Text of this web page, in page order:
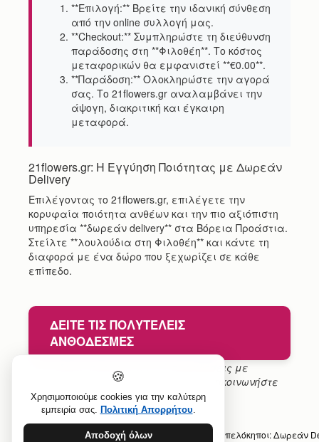
**Επιλογή:** Βρείτε την ιδανική σύνθεση
από την online συλλογή μας.
**Checkout:** Συμπληρώστε τη διεύθυνση
παράδοσης στη **Φιλοθέη**. Το κόστος
μεταφορικών θα εμφανιστεί **€0.00**.
**Παράδοση:** Ολοκληρώστε την αγορά
σας. Το 21flowers.gr αναλαμβάνει την
άψογη, διακριτική και έγκαιρη
μεταφορά.
21flowers.gr: Η Εγγύηση Ποιότητας με Δωρεάν
Delivery
Επιλέγοντας το 21flowers.gr, επιλέγετε την
κορυφαία ποιότητα ανθέων και την πιο αξιόπιστη
υπηρεσία **δωρεάν delivery** στα Βόρεια Προάστια.
Στείλτε **λουλούδια στη Φιλοθέη** και κάντε τη
διαφορά με ένα δώρο που ξεχωρίζει σε κάθε
επίπεδο.
ΔΕΊΤΕ ΤΙΣ ΠΟΛΥΤΕΛΕΊΣ
ΑΝΘΟΔΈΣΜΕΣ
Για ειδικές παραγγελίες ή παραδόσεις με
συγκεκριμένη ώρα, παρακαλούμε επικοινωνήστε
τηλεφωνικά για συνεννόηση.
Προηγούμενο άρθρο: Αποστολή Λουλουδιών Αμπελόκηποι: Δωρεάν
🍪
Χρησιμοποιούμε cookies για την καλύτερη
εμπειρία σας. Πολιτική Απορρήτου.
Αποδοχή όλων